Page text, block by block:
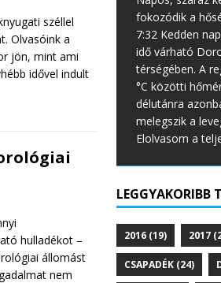
széllel
Olvasóink a
jön, mint ami
idővel indult
hulladékot –
állomást
nem
fokozódik a
7:32 Kedden
idő várható
térségében. A
°C közötti
délutánra
melegszik a
Elolvasom a
LEGGYAKORIBB
2016(19) 2017
CSAPADÉK(24)